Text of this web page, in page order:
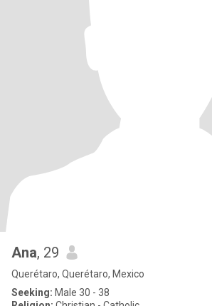
Ana, 29
Querétaro, Querétaro, Mexico
Seeking: Male 30 - 38